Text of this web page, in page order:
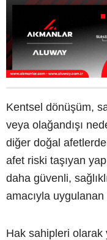
Kentsel dönüşüm,
veya olağandışı
diğer doğal
afet riski taşıyan
daha güvenli,
amacıyla
Hak sahipleri